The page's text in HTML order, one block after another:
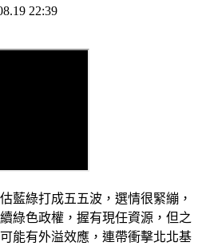
綠色政權，握有現任資源，但之
能有外溢效應，連帶衝擊北北基
樑，曾擔任三屆立委，深耕地